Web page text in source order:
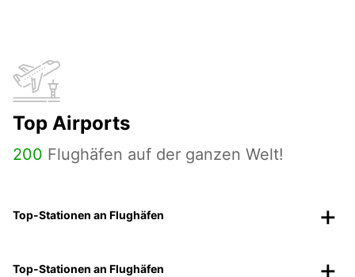
Top Airports
200 Flughäfen auf der ganzen Welt!
Top-Stationen an Flughäfen
Top-Stationen an Flughäfen